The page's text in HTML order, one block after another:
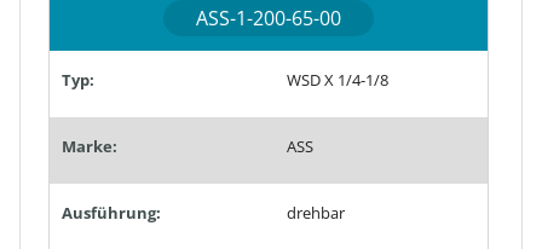
ASS-1-200-65-00
Typ: WSD X 1/4-1/8
Marke: ASS
Ausführung: drehbar